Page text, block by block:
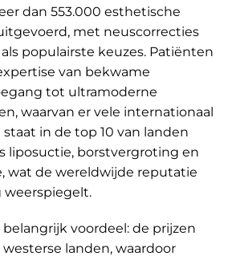
dan 553.000 esthetische
met neuscorrecties
populairste keuzes. Patiënten
van bekwame
tot ultramoderne
waarvan er vele internationaal
in de top 10 van landen
liposuctie, borstvergroting en
wat de wereldwijde reputatie
weerspiegelt.
voordeel: de prijzen
landen, waardoor